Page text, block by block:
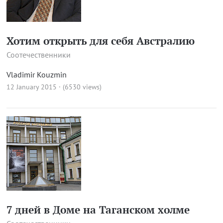
Хотим открыть для себя Австралию
Соотечественники
Vladimir Kouzmin
12 January 2015 · (6530 views)
7 дней в Доме на Таганском холме